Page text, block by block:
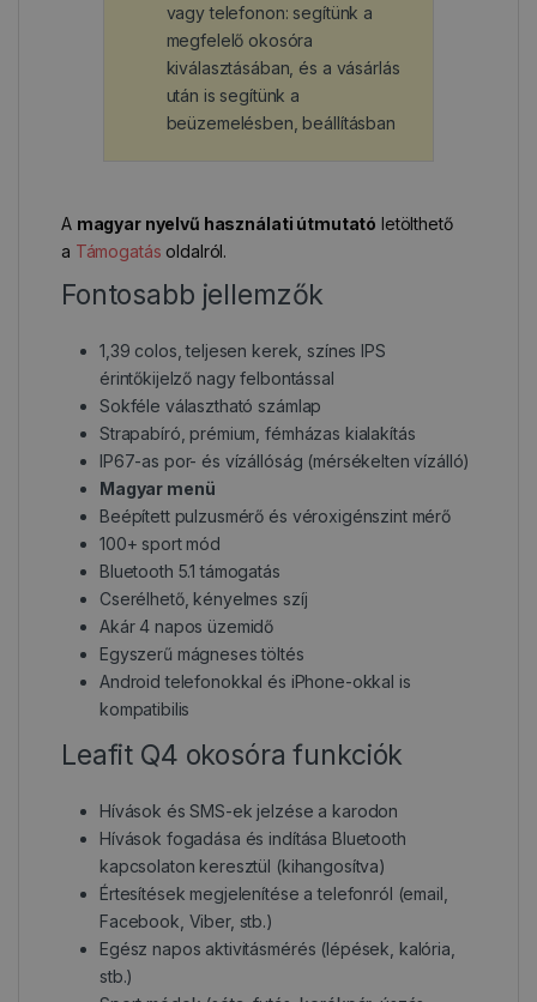
vagy telefonon: segítünk a
megfelelő okosóra
kiválasztásában, és a vásárlás
után is segítünk a
beüzemelésben, beállításban
A magyar nyelvű használati útmutató letölthető
a Támogatás oldalról.
Fontosabb jellemzők
1,39 colos, teljesen kerek, színes IPS
érintőkijelző nagy felbontással
Sokféle választható számlap
Strapabíró, prémium, fémházas kialakítás
IP67-as por- és vízállóság (mérsékelten vízálló)
Magyar menü
Beépített pulzusmérő és véroxigénszint mérő
100+ sport mód
Bluetooth 5.1 támogatás
Cserélhető, kényelmes szíj
Akár 4 napos üzemidő
Egyszerű mágneses töltés
Android telefonokkal és iPhone-okkal is
kompatibilis
Leafit Q4 okosóra funkciók
Hívások és SMS-ek jelzése a karodon
Hívások fogadása és indítása Bluetooth
kapcsolaton keresztül (kihangosítva)
Értesítések megjelenítése a telefonról (email,
Facebook, Viber, stb.)
Egész napos aktivitásmérés (lépések, kalória,
stb.)